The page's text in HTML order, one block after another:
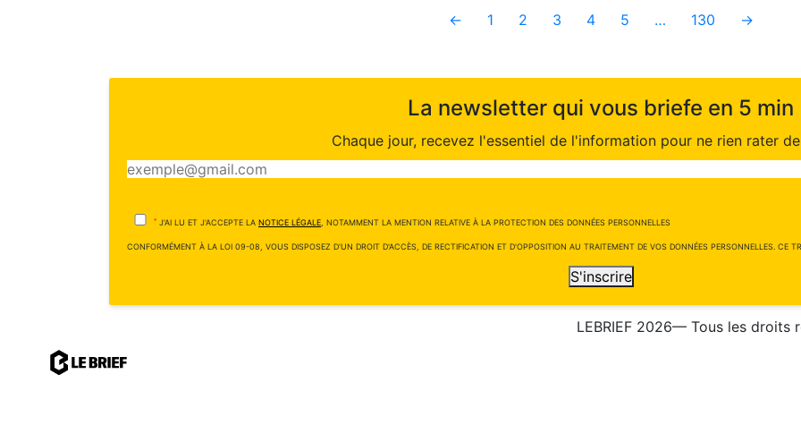
← 1 2 3 4 5 … 130 →
La newsletter qui vous briefe en 5 min
Chaque jour, recevez l'essentiel de l'information pour ne rien rater
* J'AI LU ET J'ACCEPTE LA NOTICE LÉGALE , NOTAMMENT LA MENTION RELATIVE À LA PROTECTION DES DONNÉES PERSONNELLES
CONFORMÉMENT À LA LOI 09-08, VOUS DISPOSEZ D'UN DROIT D'ACCÈS, DE RECTIFICATION ET D'OPPOSITION AU TRAITEMENT DE VOS DONNÉES PERSONNELLES. CE
S'inscrire
LEBRIEF 2026— Tous les droits